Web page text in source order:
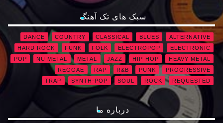
سبک های تک آهنگ
ALTERNATIVE
BLUES
CLASSICAL
COUNTRY
DANCE
ELECTRONIC
ELECTROPOP
FOLK
FUNK
HARD ROCK
HEAVY METAL
HIP-HOP
JAZZ
METAL
NU METAL
POP
PROGRESSIVE
PUNK
R&B
RAP
REGGAE
REQUESTED
ROCK
SOUL
SYNTH-POP
TRAP
درباره ما